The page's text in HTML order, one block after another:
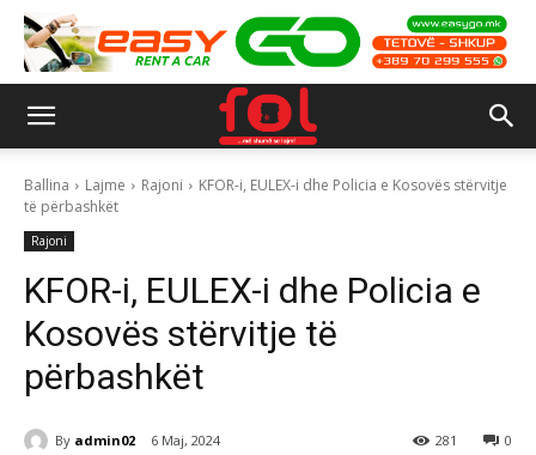
Ballina Lajme Rajoni
KFOR-i, EULEX-i dhe Policia e Kosovës stërvitje
të përbashkët
Rajoni
KFOR-i, EULEX-i dhe Policia e
Kosovës stërvitje të
përbashkët
By admin02 6 Maj, 2024 0
281